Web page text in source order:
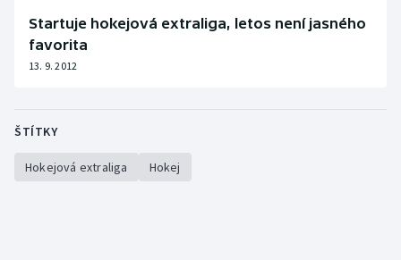
Startuje hokejová extraliga, letos není jasného
favorita
13. 9. 2012
ŠTÍTKY
Hokejová extraliga Hokej